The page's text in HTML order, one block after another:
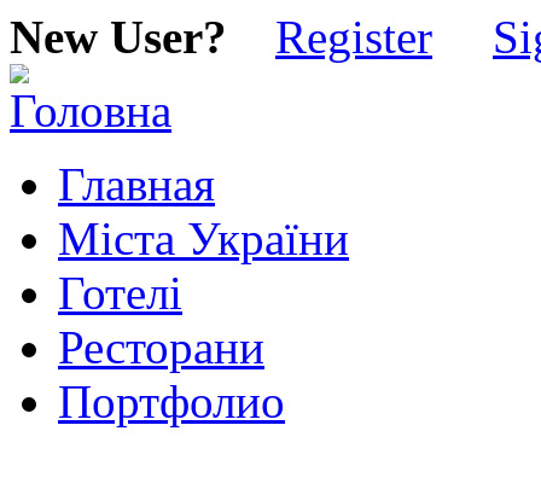
New User? Register
Главная
Міста України
Готелі
Ресторани
Портфолио